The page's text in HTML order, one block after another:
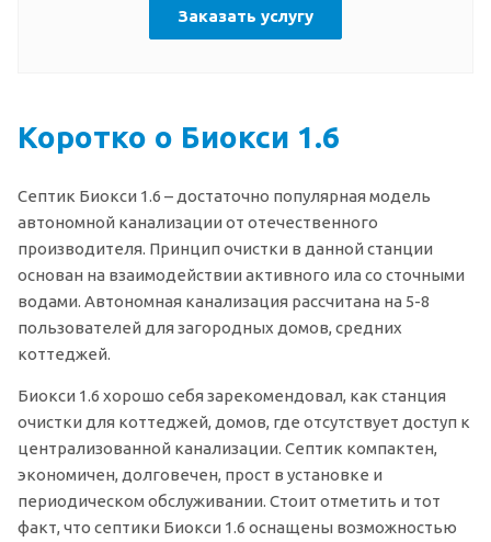
Заказать услугу
Коротко о Биокси 1.6
Септик Биокси 1.6 – достаточно популярная модель
автономной канализации от отечественного
производителя. Принцип очистки в данной станции
основан на взаимодействии активного ила со сточными
водами. Автономная канализация рассчитана на 5-8
пользователей для загородных домов, средних
коттеджей.
Биокси 1.6 хорошо себя зарекомендовал, как станция
очистки для коттеджей, домов, где отсутствует доступ к
централизованной канализации. Септик компактен,
экономичен, долговечен, прост в установке и
периодическом обслуживании. Стоит отметить и тот
факт, что септики Биокси 1.6 оснащены возможностью